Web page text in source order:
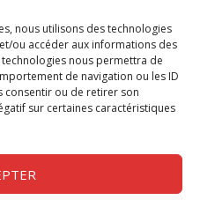
nous utilisons des technologies
ou accéder aux informations des
nous permettra de
de navigation ou les ID
consentir ou de retirer son
sur certaines caractéristiques